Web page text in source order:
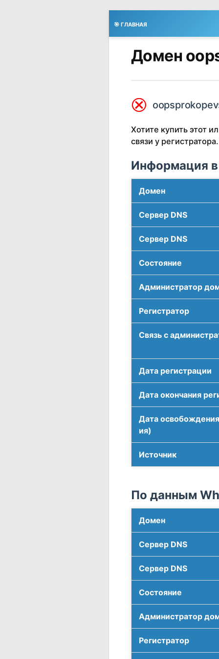
🎯 ГЛАВНАЯ
Домен
⮿
Хотите купить этот
связи у регистратора.
Информация в
Домен
Сервер DNS
Сервер DNS
Соcтояние
Администратор
Регистратор
Связь с
Дата регистрации
Дата окончания
Дата
ия)
Источник
По данным
Домен
Сервер DNS
Сервер DNS
Соcтояние
Администратор
Регистратор